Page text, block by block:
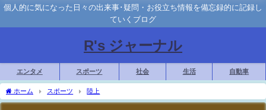
個人的に気になった日々の出来事･疑問・お役立ち情報を備忘録的に記録し
ていくブログ
R's ジャーナル
エンタメ スポーツ 社会 生活 自動車
ホーム スポーツ 陸上